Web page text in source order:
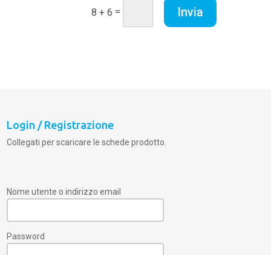
8 + 6 = Invia
Login / Registrazione
Collegati per scaricare le schede prodotto.
Nome utente o indirizzo email
Password